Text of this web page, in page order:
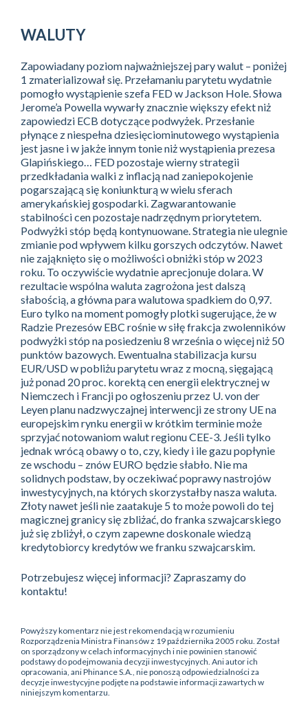
WALUTY
Zapowiadany poziom najważniejszej pary walut – poniżej
1 zmaterializował się. Przełamaniu parytetu wydatnie
pomogło wystąpienie szefa FED w Jackson Hole. Słowa
Jerome’a Powella wywarły znacznie większy efekt niż
zapowiedzi ECB dotyczące podwyżek. Przesłanie
płynące z niespełna dziesięciominutowego wystąpienia
jest jasne i w jakże innym tonie niż wystąpienia prezesa
Glapińskiego… FED pozostaje wierny strategii
przedkładania walki z inflacją nad zaniepokojenie
pogarszającą się koniunkturą w wielu sferach
amerykańskiej gospodarki. Zagwarantowanie
stabilności cen pozostaje nadrzędnym priorytetem.
Podwyżki stóp będą kontynuowane. Strategia nie ulegnie
zmianie pod wpływem kilku gorszych odczytów. Nawet
nie zająknięto się o możliwości obniżki stóp w 2023
roku. To oczywiście wydatnie aprecjonuje dolara. W
rezultacie wspólna waluta zagrożona jest dalszą
słabością, a główna para walutowa spadkiem do 0,97.
Euro tylko na moment pomogły plotki sugerujące, że w
Radzie Prezesów EBC rośnie w siłę frakcja zwolenników
podwyżki stóp na posiedzeniu 8 września o więcej niż 50
punktów bazowych. Ewentualna stabilizacja kursu
EUR/USD w pobliżu parytetu wraz z mocną, sięgającą
już ponad 20 proc. korektą cen energii elektrycznej w
Niemczech i Francji po ogłoszeniu przez U. von der
Leyen planu nadzwyczajnej interwencji ze strony UE na
europejskim rynku energii w krótkim terminie może
sprzyjać notowaniom walut regionu CEE-3. Jeśli tylko
jednak wrócą obawy o to, czy, kiedy i ile gazu popłynie
ze wschodu – znów EURO będzie słabło. Nie ma
solidnych podstaw, by oczekiwać poprawy nastrojów
inwestycyjnych, na których skorzystałby nasza waluta.
Złoty nawet jeśli nie zaatakuje 5 to może powoli do tej
magicznej granicy się zbliżać, do franka szwajcarskiego
już się zbliżył, o czym zapewne doskonale wiedzą
kredytobiorcy kredytów we franku szwajcarskim.
Potrzebujesz więcej informacji? Zapraszamy do
kontaktu!
Powyższy komentarz nie jest rekomendacją w rozumieniu
Rozporządzenia Ministra Finansów z 19 października 2005 roku. Został
on sporządzony w celach informacyjnych i nie powinien stanowić
podstawy do podejmowania decyzji inwestycyjnych. Ani autor ich
opracowania, ani Phinance S.A., nie ponoszą odpowiedzialności za
decyzje inwestycyjne podjęte na podstawie informacji zawartych w
niniejszym komentarzu.